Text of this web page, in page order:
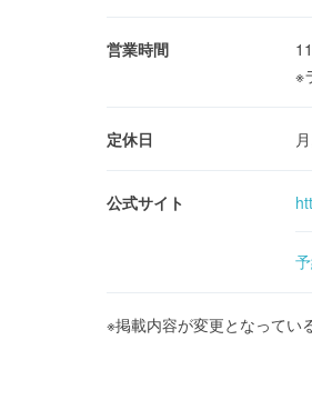
営業時間
※
定休日
公式サイト
※掲載内容が変更となってい